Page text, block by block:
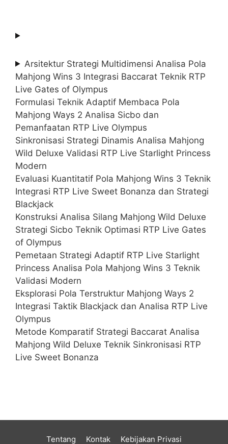
Arsitektur Strategi Multidimensi Analisa Pola
Mahjong Wins 3 Integrasi Baccarat Teknik RTP
Live Gates of Olympus
Formulasi Teknik Adaptif Membaca Pola
Mahjong Ways 2 Analisa Sicbo dan
Pemanfaatan RTP Live Olympus
Sinkronisasi Strategi Dinamis Analisa Mahjong
Wild Deluxe Validasi RTP Live Starlight Princess
Modern
Evaluasi Kuantitatif Pola Mahjong Wins 3 Teknik
Integrasi RTP Live Sweet Bonanza dan Strategi
Blackjack
Konstruksi Analisa Silang Mahjong Wild Deluxe
Strategi Sicbo Teknik Optimasi RTP Live Gates
of Olympus
Pemetaan Strategi Adaptif RTP Live Starlight
Princess Analisa Pola Mahjong Wins 3 Teknik
Validasi Modern
Eksplorasi Pola Terstruktur Mahjong Ways 2
Integrasi Taktik Blackjack dan Analisa RTP Live
Olympus
Metode Komparatif Strategi Baccarat Analisa
Mahjong Wild Deluxe Teknik Sinkronisasi RTP
Live Sweet Bonanza
Tentang Kontak Kebijakan Privasi